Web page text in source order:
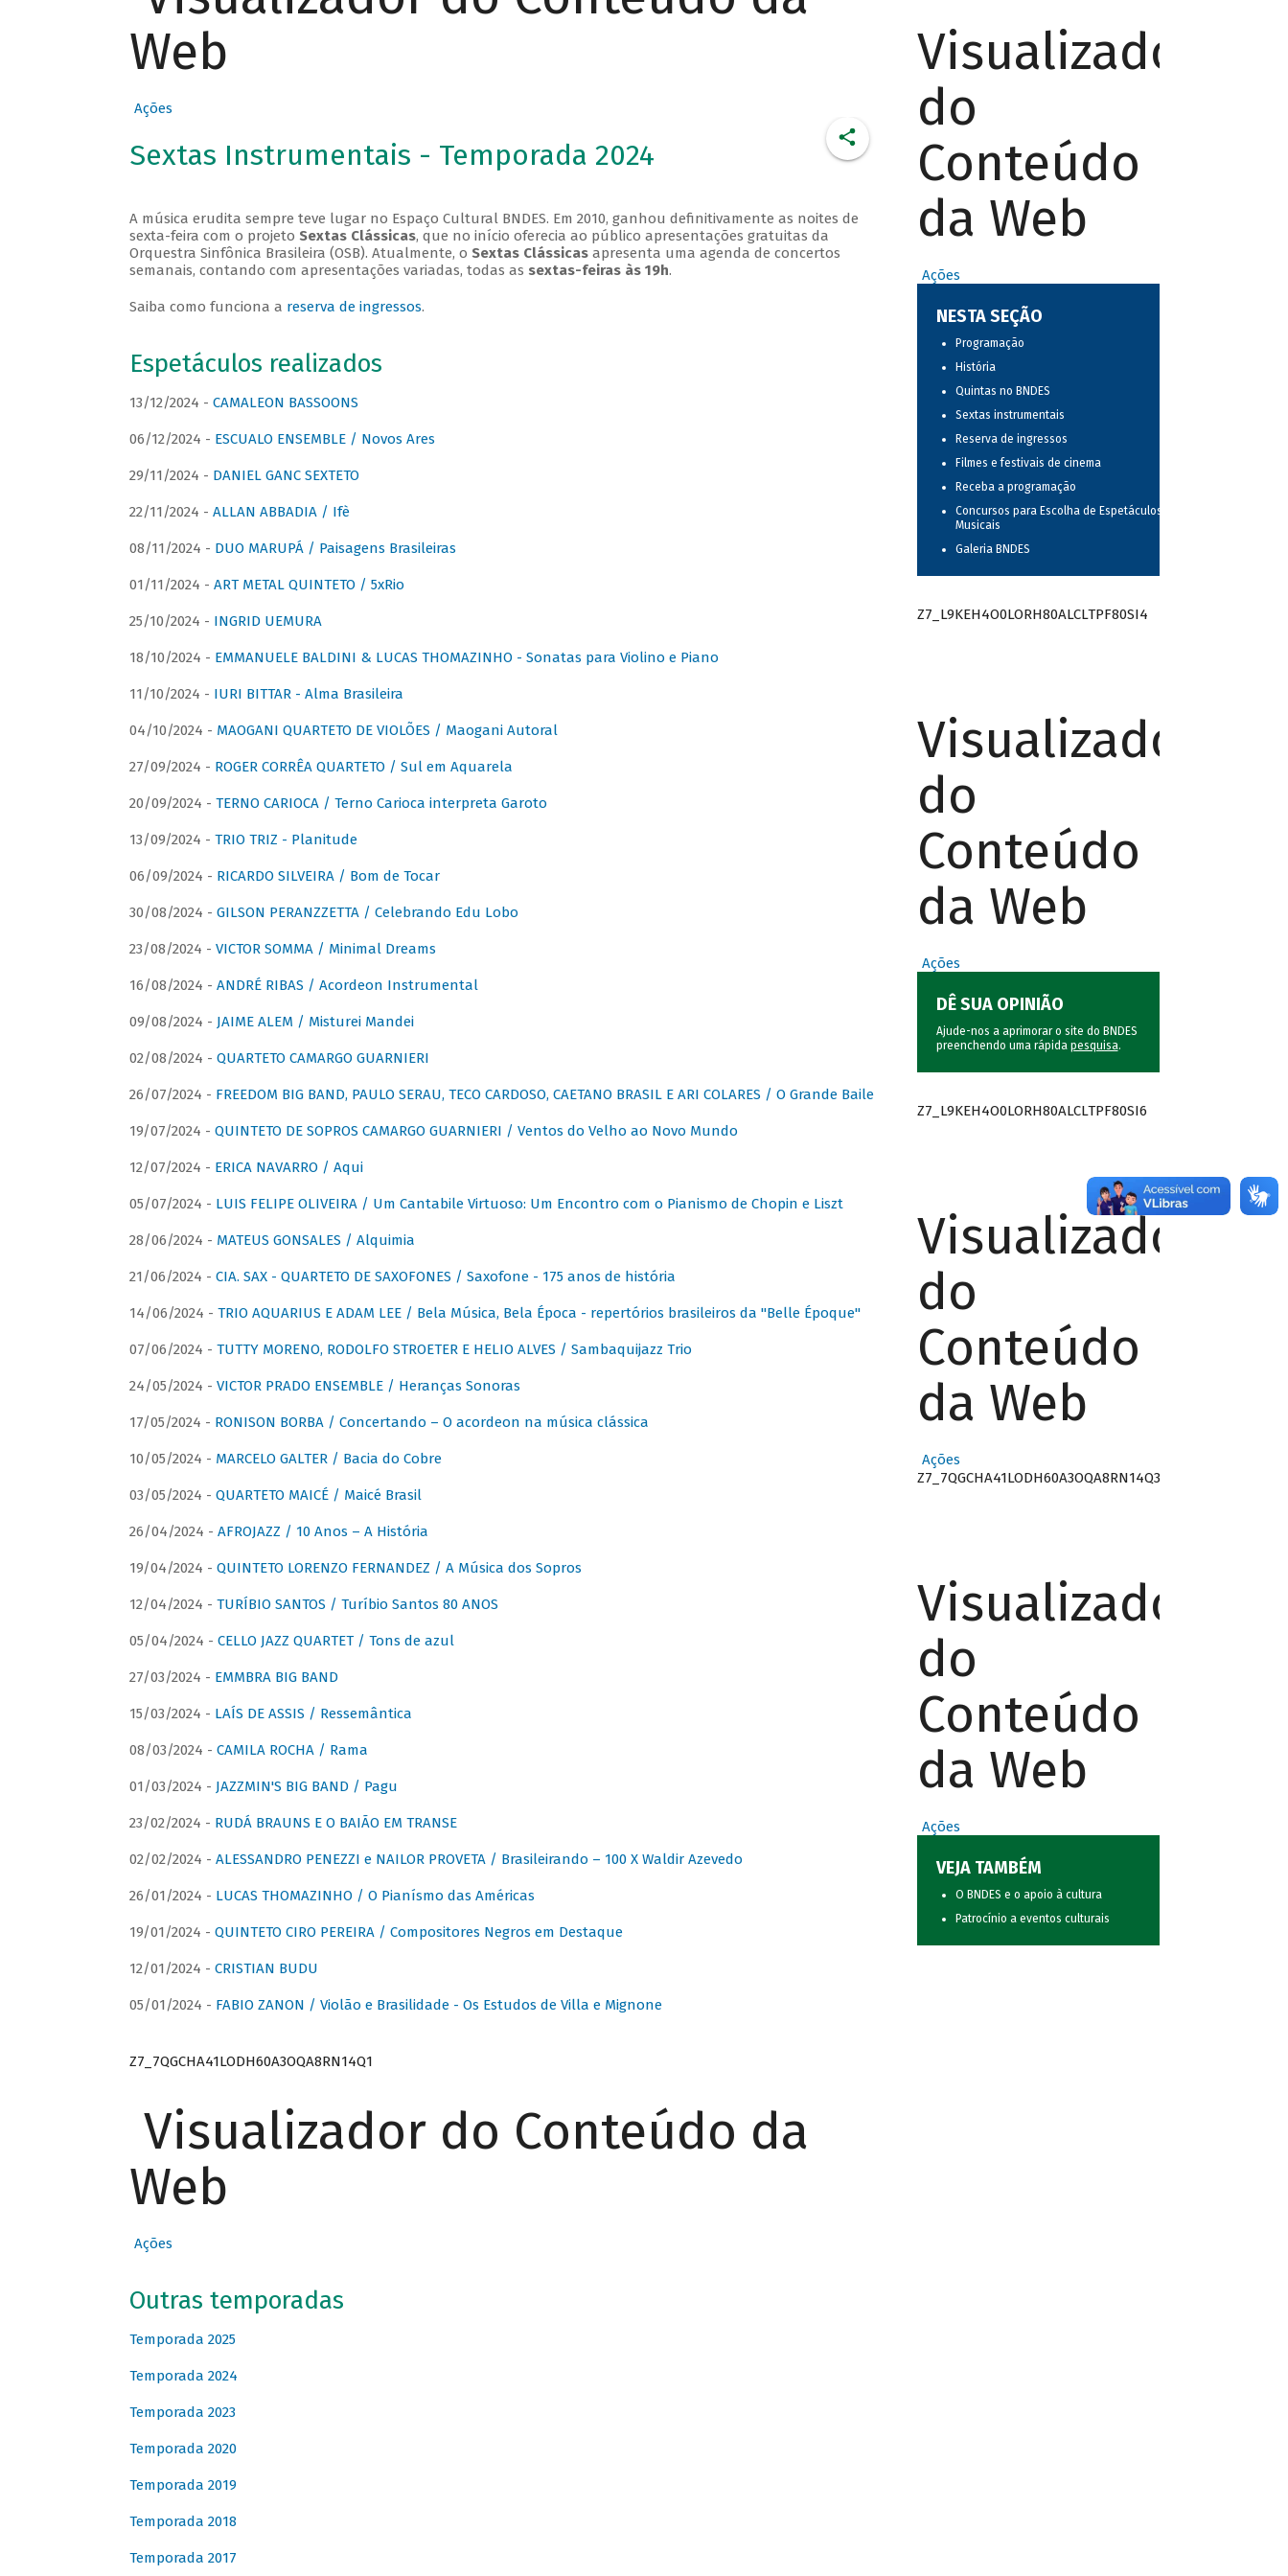
Web
Ações
Sextas Instrumentais - Temporada 2024
A música erudita sempre teve lugar no Espaço Cultural BNDES. Em 2010, ganhou definitivamente as noites de
sexta-feira com o projeto Sextas Clássicas, que no início oferecia ao público apresentações gratuitas da
Orquestra Sinfônica Brasileira (OSB). Atualmente, o Sextas Clássicasapresenta uma agenda de concertos
semanais, contando com apresentações variadas, todas as sextas-feiras às 19h.
Saiba como funciona a reserva de ingressos.
Espetáculos realizados
13/12/2024 - CAMALEON BASSOONS
06/12/2024 - ESCUALO ENSEMBLE / Novos Ares
29/11/2024 - DANIEL GANC SEXTETO
22/11/2024 - ALLAN ABBADIA / Ifè
08/11/2024 - DUO MARUPÁ / Paisagens Brasileiras
01/11/2024 - ART METAL QUINTETO / 5xRio
25/10/2024 - INGRID UEMURA
18/10/2024 - EMMANUELE BALDINI & LUCAS THOMAZINHO - Sonatas para Violino e Piano
11/10/2024 - IURI BITTAR - Alma Brasileira
04/10/2024 - MAOGANI QUARTETO DE VIOLÕES / Maogani Autoral
27/09/2024 - ROGER CORRÊA QUARTETO / Sul em Aquarela
20/09/2024 - TERNO CARIOCA / Terno Carioca interpreta Garoto
13/09/2024 - TRIO TRIZ - Planitude
06/09/2024 - RICARDO SILVEIRA / Bom de Tocar
30/08/2024 - GILSON PERANZZETTA / Celebrando Edu Lobo
23/08/2024 - VICTOR SOMMA / Minimal Dreams
16/08/2024 - ANDRÉ RIBAS / Acordeon Instrumental
09/08/2024 - JAIME ALEM / Misturei Mandei
02/08/2024 - QUARTETO CAMARGO GUARNIERI
26/07/2024 - FREEDOM BIG BAND, PAULO SERAU, TECO CARDOSO, CAETANO BRASIL E ARI COLARES / O Grande Baile
19/07/2024 - QUINTETO DE SOPROS CAMARGO GUARNIERI / Ventos do Velho ao Novo Mundo
12/07/2024 - ERICA NAVARRO / Aqui
05/07/2024 - LUIS FELIPE OLIVEIRA / Um Cantabile Virtuoso: Um Encontro com o Pianismo de Chopin e Liszt
28/06/2024 - MATEUS GONSALES / Alquimia
21/06/2024 - CIA. SAX - QUARTETO DE SAXOFONES / Saxofone - 175 anos de história
14/06/2024 - TRIO AQUARIUS E ADAM LEE / Bela Música, Bela Época - repertórios brasileiros da "Belle Époque"
07/06/2024 - TUTTY MORENO, RODOLFO STROETER E HELIO ALVES / Sambaquijazz Trio
24/05/2024 - VICTOR PRADO ENSEMBLE / Heranças Sonoras
17/05/2024 - RONISON BORBA / Concertando – O acordeon na música clássica
10/05/2024 - MARCELO GALTER / Bacia do Cobre
03/05/2024 - QUARTETO MAICÉ / Maicé Brasil
26/04/2024 - AFROJAZZ / 10 Anos – A História
19/04/2024 - QUINTETO LORENZO FERNANDEZ / A Música dos Sopros
12/04/2024 - TURÍBIO SANTOS / Turíbio Santos 80 ANOS
05/04/2024 - CELLO JAZZ QUARTET / Tons de azul
27/03/2024 - EMMBRA BIG BAND
15/03/2024 - LAÍS DE ASSIS / Ressemântica
08/03/2024 - CAMILA ROCHA / Rama
01/03/2024 - JAZZMIN'S BIG BAND / Pagu
23/02/2024 - RUDÁ BRAUNS E O BAIÃO EM TRANSE
02/02/2024 - ALESSANDRO PENEZZI e NAILOR PROVETA / Brasileirando – 100 X Waldir Azevedo
26/01/2024 - LUCAS THOMAZINHO / O Pianísmo das Américas
19/01/2024 - QUINTETO CIRO PEREIRA / Compositores Negros em Destaque
12/01/2024 - CRISTIAN BUDU
05/01/2024 - FABIO ZANON / Violão e Brasilidade - Os Estudos de Villa e Mignone
Z7_7QGCHA41LODH60A3OQA8RN14Q1
Visualizador do Conteúdo da
Web
Ações
Outras temporadas
Temporada 2025
Temporada 2024
Temporada 2023
Temporada 2020
Temporada 2019
Temporada 2018
Temporada 2017
Visualizador
do
Conteúdo
da Web
Ações
NESTA SEÇÃO
Programação
História
Quintas no BNDES
Sextas instrumentais
Reserva de ingressos
Filmes e festivais de cinema
Receba a programação
Concursos para Escolha de Espetáculos
Musicais
Galeria BNDES
Z7_L9KEH4O0LORH80ALCLTPF80SI4
Visualizador
do
Conteúdo
da Web
Ações
DÊ SUA OPINIÃO
Ajude-nos a aprimorar o site do BNDES
preenchendo uma rápida pesquisa.
Z7_L9KEH4O0LORH80ALCLTPF80SI6
Visualizador
do
Conteúdo
da Web
Ações
Z7_7QGCHA41LODH60A3OQA8RN14Q3
Visualizador
do
Conteúdo
da Web
Ações
VEJA TAMBÉM
O BNDES e o apoio à cultura
Patrocínio a eventos culturais